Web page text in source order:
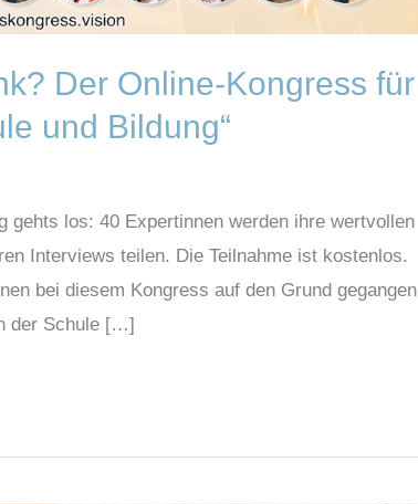
Der Online-Kongress für
und Bildung“
gehts los: 40 Expertinnen werden ihre wertvollen
Interviews teilen. Die Teilnahme ist kostenlos.
bei diesem Kongress auf den Grund gegangen
der Schule […]